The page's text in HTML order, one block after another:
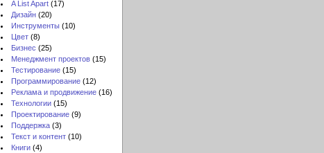
A List Apart (17)
Дизайн (20)
Инструменты (10)
Цвет (8)
Бизнес (25)
Менеджмент проектов (15)
Тестирование (15)
Программирование (12)
Реклама и продвижение (16)
Технологии (15)
Проектирование (9)
Поддержка (3)
Текст и контент (10)
Книги (4)